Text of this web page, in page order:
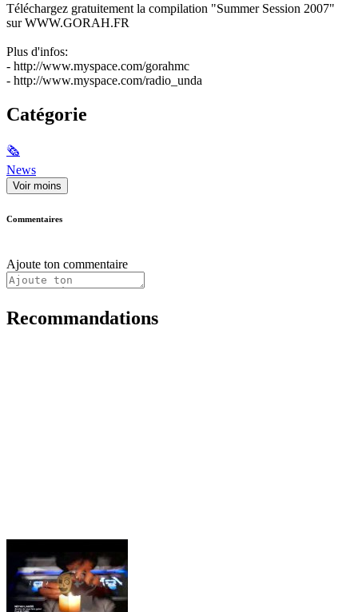
Téléchargez gratuitement la compilation "Summer Session 2007"
sur WWW.GORAH.FR
Plus d'infos:
- http://www.myspace.com/gorahmc
- http://www.myspace.com/radio_unda
Catégorie
🗞
News
Voir moins
Commentaires
Ajoute ton commentaire
Recommandations